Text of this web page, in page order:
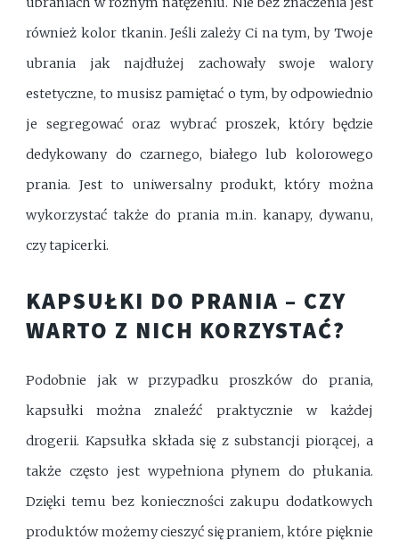
również kolor tkanin. Jeśli zależy Ci na tym, by Twoje
ubrania jak najdłużej zachowały swoje walory
estetyczne, to musisz pamiętać o tym, by odpowiednio
je segregować oraz wybrać proszek, który będzie
dedykowany do czarnego, białego lub kolorowego
prania. Jest to uniwersalny produkt, który można
wykorzystać także do prania m.in. kanapy, dywanu,
czy tapicerki.
KAPSUŁKI DO PRANIA – CZY
WARTO Z NICH KORZYSTAĆ?
Podobnie jak w przypadku proszków do prania,
kapsułki można znaleźć praktycznie w każdej
drogerii. Kapsułka składa się z substancji piorącej, a
także często jest wypełniona płynem do płukania.
Dzięki temu bez konieczności zakupu dodatkowych
produktów możemy cieszyć się praniem, które pięknie